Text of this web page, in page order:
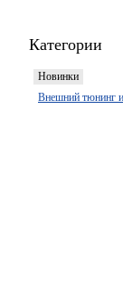
Категории
Новинки
Внешний тюнинг и